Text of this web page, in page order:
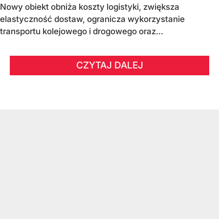
Nowy obiekt obniża koszty logistyki, zwiększa
elastyczność dostaw, ogranicza wykorzystanie
transportu kolejowego i drogowego oraz...
CZYTAJ DALEJ